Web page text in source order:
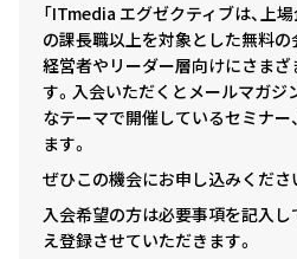
「ITmedia エグゼクティブは、上
の課長職以上を対象とした無料の
経営者やリーダー層向けにさま
す。入会いただくとメールマガジ
なテーマで開催しているセミナー
ます。
ぜひこの機会にお申し込みくださ
入会希望の方は必要事項を記入し
え登録させていただきます。